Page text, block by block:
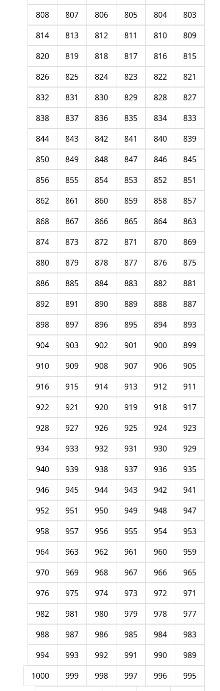
803
804
805
806
807
808
809
810
811
812
813
814
815
816
817
818
819
820
821
822
823
824
825
826
827
828
829
830
831
832
833
834
835
836
837
838
839
840
841
842
843
844
845
846
847
848
849
850
851
852
853
854
855
856
857
858
859
860
861
862
863
864
865
866
867
868
869
870
871
872
873
874
875
876
877
878
879
880
881
882
883
884
885
886
887
888
889
890
891
892
893
894
895
896
897
898
899
900
901
902
903
904
905
906
907
908
909
910
911
912
913
914
915
916
917
918
919
920
921
922
923
924
925
926
927
928
929
930
931
932
933
934
935
936
937
938
939
940
941
942
943
944
945
946
947
948
949
950
951
952
953
954
955
956
957
958
959
960
961
962
963
964
965
966
967
968
969
970
971
972
973
974
975
976
977
978
979
980
981
982
983
984
985
986
987
988
989
990
991
992
993
994
995
996
997
998
999
1000